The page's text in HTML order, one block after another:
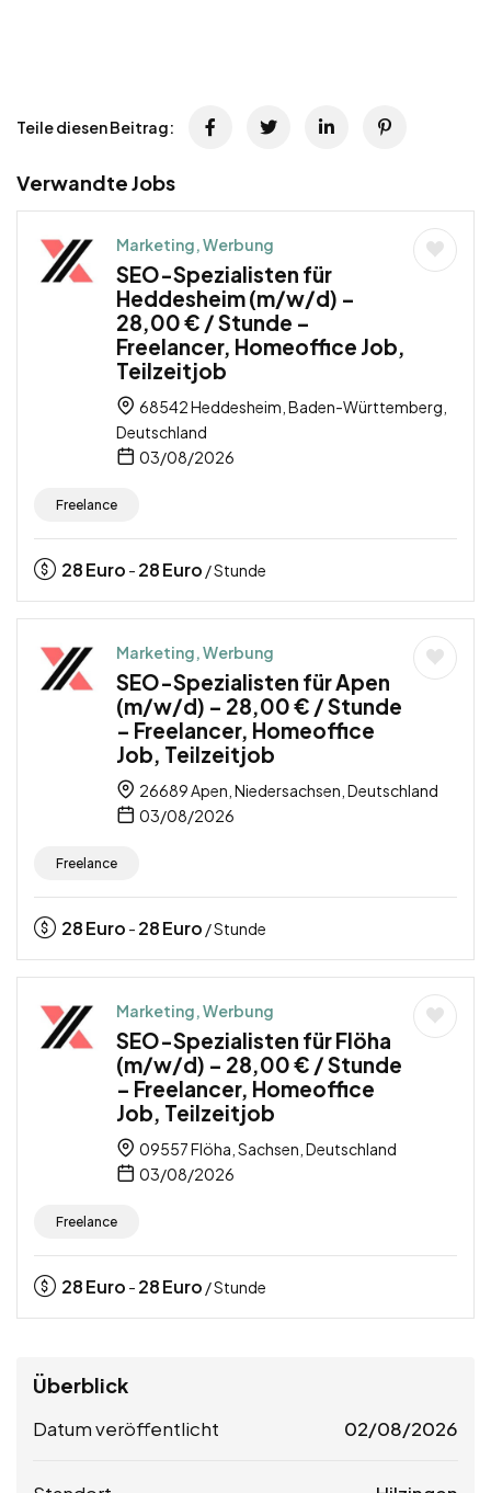
Teile diesen Beitrag:
Verwandte Jobs
Marketing, Werbung
SEO-Spezialisten für
Heddesheim (m/w/d) –
28,00 € / Stunde –
Freelancer, Homeoffice Job,
Teilzeitjob
68542 Heddesheim, Baden-Württemberg,
Deutschland
03/08/2026
Freelance
28Euro - 28Euro / Stunde
Marketing, Werbung
SEO-Spezialisten für Apen
(m/w/d) – 28,00 € / Stunde
– Freelancer, Homeoffice
Job, Teilzeitjob
26689 Apen, Niedersachsen, Deutschland
03/08/2026
Freelance
28Euro - 28Euro / Stunde
Marketing, Werbung
SEO-Spezialisten für Flöha
(m/w/d) – 28,00 € / Stunde
– Freelancer, Homeoffice
Job, Teilzeitjob
09557 Flöha, Sachsen, Deutschland
03/08/2026
Freelance
28Euro - 28Euro / Stunde
Überblick
Datum veröffentlicht 02/08/2026